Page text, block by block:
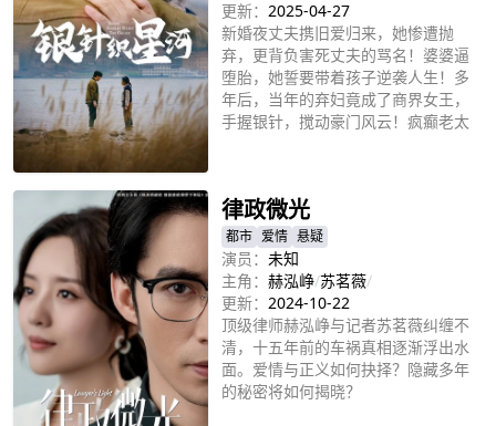
更新： 2025-04-27
新婚夜丈夫携旧爱归来，她惨遭抛
弃，更背负害死丈夫的骂名！婆婆逼
堕胎，她誓要带着孩子逆袭人生！多
年后，当年的弃妇竟成了商界女王，
手握银针，搅动豪门风云！疯癫老太
律政微光
都市 爱情 悬疑
演员： 未知
主角： 赫泓峥/苏茗薇/
更新： 2024-10-22
顶级律师赫泓峥与记者苏茗薇纠缠不
清，十五年前的车祸真相逐渐浮出水
面。爱情与正义如何抉择？隐藏多年
的秘密将如何揭晓？